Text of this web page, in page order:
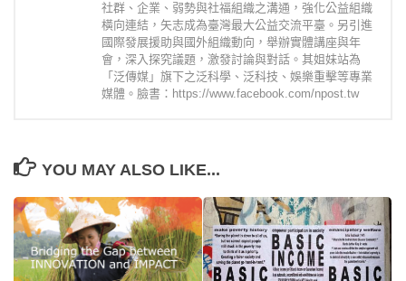
社群、企業、弱勢與社福組織之溝通，強化公益組織
橫向連結，矢志成為臺灣最大公益交流平臺。另引進
國際發展援助與國外組織動向，舉辦實體講座與年
會，深入探究議題，激發討論與對話。其姐妹站為
「泛傳媒」旗下之泛科學、泛科技、娛樂重擊等專業
媒體。臉書：https://www.facebook.com/npost.tw
YOU MAY ALSO LIKE...